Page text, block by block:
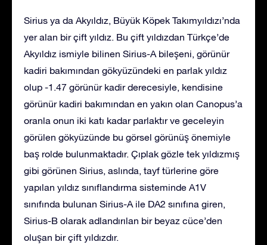
Sirius ya da Akyıldız, Büyük Köpek Takımyıldızı’nda
yer alan bir çift yıldız. Bu çift yıldızdan Türkçe’de
Akyıldız ismiyle bilinen Sirius-A bileşeni, görünür
kadiri bakımından gökyüzündeki en parlak yıldız
olup -1.47 görünür kadir derecesiyle, kendisine
görünür kadiri bakımından en yakın olan Canopus’a
oranla onun iki katı kadar parlaktır ve geceleyin
görülen gökyüzünde bu görsel görünüş önemiyle
baş rolde bulunmaktadır. Çıplak gözle tek yıldızmış
gibi görünen Sirius, aslında, tayf türlerine göre
yapılan yıldız sınıflandırma sisteminde A1V
sınıfında bulunan Sirius-A ile DA2 sınıfına giren,
Sirius-B olarak adlandırılan bir beyaz cüce’den
oluşan bir çift yıldızdır.